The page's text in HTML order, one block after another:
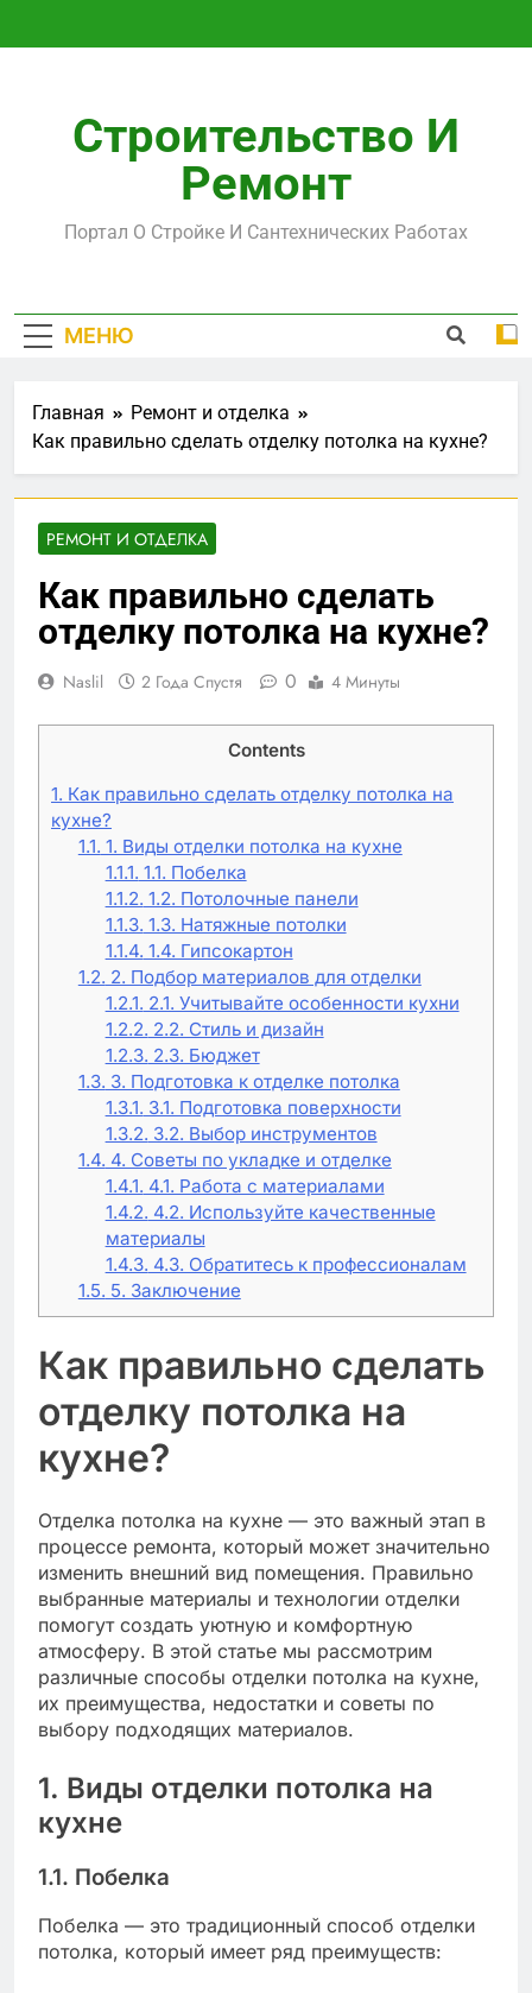
Строительство И
Ремонт
Портал О Стройке И Сантехнических Работах
МЕНЮ
Главная
Ремонт и отделка
Как правильно сделать отделку потолка на кухне?
РЕМОНТ И ОТДЕЛКА
Как правильно сделать
отделку потолка на кухне?
Naslil 2 Года Спустя 0 4 Минуты
Contents
1. Как правильно сделать отделку потолка на
кухне?
1.1. 1. Виды отделки потолка на кухне
1.1.1. 1.1. Побелка
1.1.2. 1.2. Потолочные панели
1.1.3. 1.3. Натяжные потолки
1.1.4. 1.4. Гипсокартон
1.2. 2. Подбор материалов для отделки
1.2.1. 2.1. Учитывайте особенности кухни
1.2.2. 2.2. Стиль и дизайн
1.2.3. 2.3. Бюджет
1.3. 3. Подготовка к отделке потолка
1.3.1. 3.1. Подготовка поверхности
1.3.2. 3.2. Выбор инструментов
1.4. 4. Советы по укладке и отделке
1.4.1. 4.1. Работа с материалами
1.4.2. 4.2. Используйте качественные
материалы
1.4.3. 4.3. Обратитесь к профессионалам
1.5. 5. Заключение
Как правильно сделать
отделку потолка на
кухне?
Отделка потолка на кухне — это важный этап в
процессе ремонта, который может значительно
изменить внешний вид помещения. Правильно
выбранные материалы и технологии отделки
помогут создать уютную и комфортную
атмосферу. В этой статье мы рассмотрим
различные способы отделки потолка на кухне,
их преимущества, недостатки и советы по
выбору подходящих материалов.
1. Виды отделки потолка на
кухне
1.1. Побелка
Побелка — это традиционный способ отделки
потолка, который имеет ряд преимуществ: